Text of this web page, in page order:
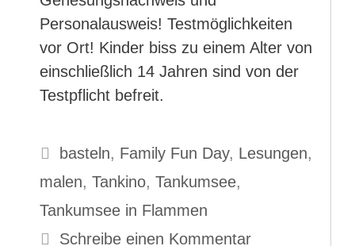
Personalausweis! Testmöglichkeiten
vor Ort! Kinder biss zu einem Alter von
einschließlich 14 Jahren sind von der
Testpflicht befreit.
Schlagwörter
basteln, Family Fun Day, Lesungen,
malen, Tankino, Tankumsee,
Tankumsee in Flammen
Schreibe einen Kommentar